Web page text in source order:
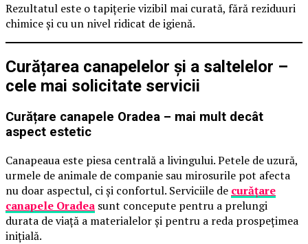
Rezultatul este o tapițerie vizibil mai curată, fără reziduuri
chimice și cu un nivel ridicat de igienă.
Curățarea canapelelor și a saltelelor –
cele mai solicitate servicii
Curățare canapele Oradea – mai mult decât
aspect estetic
Canapeaua este piesa centrală a livingului. Petele de uzură,
urmele de animale de companie sau mirosurile pot afecta
nu doar aspectul, ci și confortul. Serviciile de curățare
canapele Oradea sunt concepute pentru a prelungi
durata de viață a materialelor și pentru a reda prospețimea
inițială.